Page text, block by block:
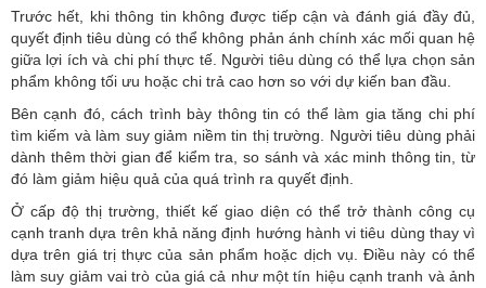
Trước hết, khi thông tin không được tiếp cận và đánh giá đầy đủ,
quyết định tiêu dùng có thể không phản ánh chính xác mối quan hệ
giữa lợi ích và chi phí thực tế. Người tiêu dùng có thể lựa chọn sản
phẩm không tối ưu hoặc chi trả cao hơn so với dự kiến ban đầu.
Bên cạnh đó, cách trình bày thông tin có thể làm gia tăng chi phí
tìm kiếm và làm suy giảm niềm tin thị trường. Người tiêu dùng phải
dành thêm thời gian để kiểm tra, so sánh và xác minh thông tin, từ
đó làm giảm hiệu quả của quá trình ra quyết định.
Ở cấp độ thị trường, thiết kế giao diện có thể trở thành công cụ
cạnh tranh dựa trên khả năng định hướng hành vi tiêu dùng thay vì
dựa trên giá trị thực của sản phẩm hoặc dịch vụ. Điều này có thể
làm suy giảm vai trò của giá cả như một tín hiệu cạnh tranh và ảnh